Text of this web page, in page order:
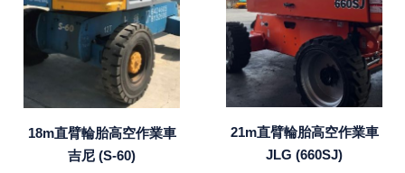
18m直臂輪胎高空作業車
吉尼 (S-60)
21m直臂輪胎高空作業車
JLG (660SJ)